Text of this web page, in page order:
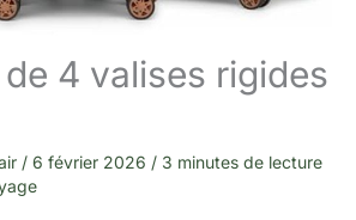
4 valises rigides
/ 6 février 2026 / 3 minutes de lecture